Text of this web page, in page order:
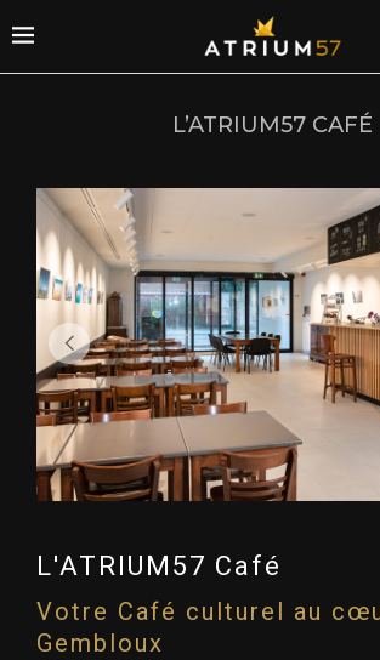
L’ATRIUM57 CAFÉ
L'ATRIUM57 Café
Votre Café culturel au
Gembloux